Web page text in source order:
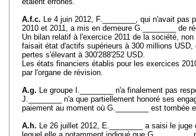
A.f.c. Le 4 juin 2012, F.________, qui n'avait
2010 et 2011, a mis en demeure G.________ de
Un bilan relatif à l'exercice 2011 de la société,
faisait état d'actifs supérieurs à 300 millions
pertes s'élevant à 300'288'252 USD.
Les états financiers établis pour les exercices
par l'organe de révision.
A.g. Le groupe I.________ n'a finalement pas
J.________ n'a que partiellement honoré ses
paiement au moment où G.________ est tombée
A.h. Le 26 juillet 2012, E.________ a saisi le